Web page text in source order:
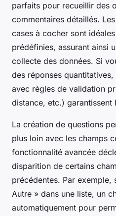
parfaits pour recueillir des
commentaires détaillés.
cases à cocher sont
prédéfinies, assurant ainsi
collecte des données. Si
des réponses
avec règles de validation
distance, etc.) garantissent
La création de questions
plus loin avec les champs
fonctionnalité avancée
disparition de certains
précédentes. Par exemple,
Autre » dans une liste, un
automatiquement pour